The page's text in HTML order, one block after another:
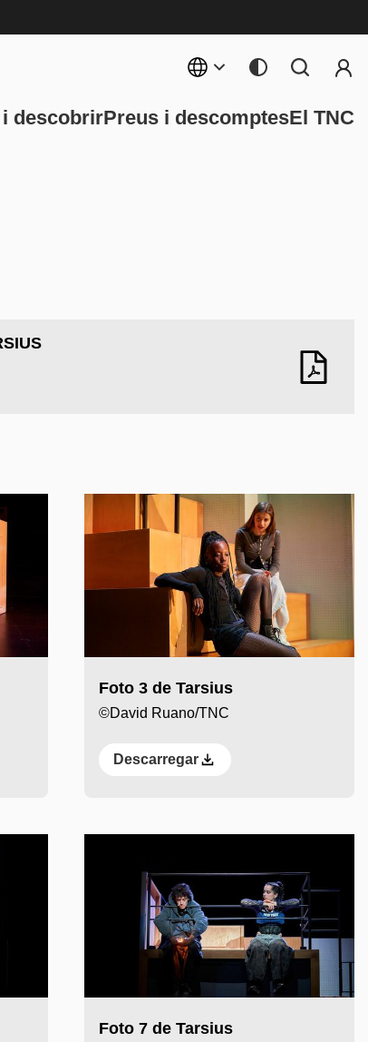
descobrirPreus i descomptesEl TNC
Foto 3 de Tarsius
©David Ruano/TNC
Descarregar
Foto 7 de Tarsius